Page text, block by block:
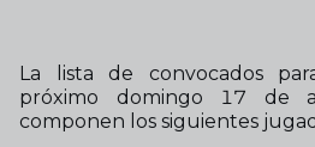
La lista de convocados
próximo domingo 17 de
componen los siguientes